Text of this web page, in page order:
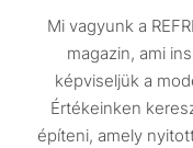
Mi vagyunk a
magazin, ami
képviseljük a
Értékeinken
építeni, amely